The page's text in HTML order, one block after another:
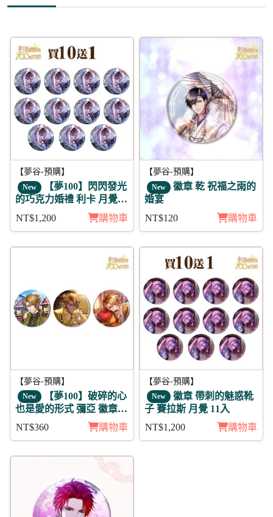
【夢谷-預購】
New 【夢100】閃閃發光
的巧克力婚禮 利卡 月覺
NT$1,200 購物車
【夢谷-預購】
New 徽章 乾 祝福之雨的
婚宴
NT$120
購物車
【夢谷-預購】
New 【夢100】破碎的心
也是愛的形式 彌亞 徽章3
NT$360 購物車
【夢谷-預購】
New 徽章 帶刺的魅惑靴
子 賽拉斯 月覺 11入
NT$1,200
購物車